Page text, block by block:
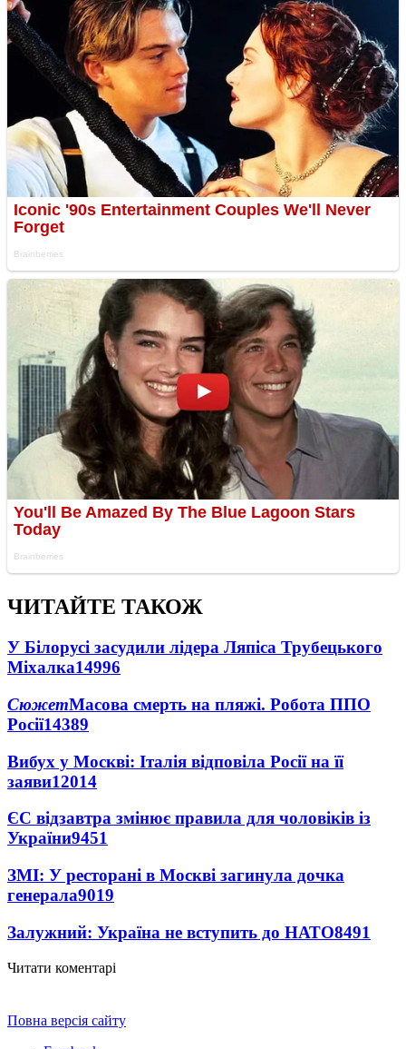
ЧИТАЙТЕ ТАКОЖ
У Білорусі засудили лідера Ляпіса Трубецького
Міхалка14996
СюжетМасова смерть на пляжі. Робота ППО
Росії14389
Вибух у Москві: Італія відповіла Росії на її
заяви12014
ЄС відзавтра змінює правила для чоловіків із
України9451
ЗМІ: У ресторані в Москві загинула дочка
генерала9019
Залужний: Україна не вступить до НАТО8491
Читати коментарі
Повна версія сайту